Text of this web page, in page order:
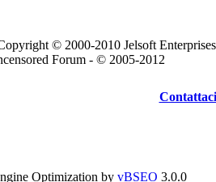
© 2000-2010 Jelsoft
Forum - © 2005-2012
Contattaci
Optimization by vBSEO 3.0.0